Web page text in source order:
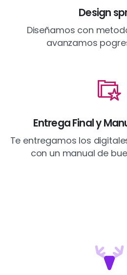
Design
Diseñamos con
avanzamos
Entrega Final y
Te entregamos los
con un manual de